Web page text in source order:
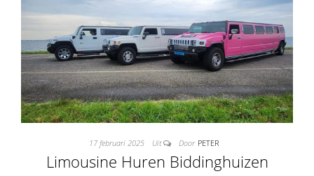
17 februari 2025 Uit Door PETER
Limousine Huren Biddinghuizen